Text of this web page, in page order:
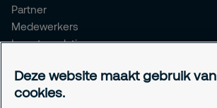
Partner
Medewerkers
Investor relations
Certificeringen
Aanmeldformulieren installatiepartners
Deze website maakt gebruik van
cookies.